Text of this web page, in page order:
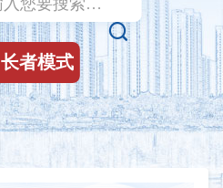

长者模式